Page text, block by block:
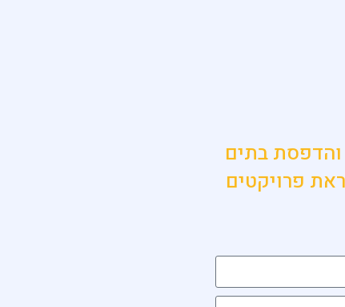
הישאר מעודכן בתחום הכי חם בענף הבנייה בישראל: ConTech והדפסת בתים
פרויקטים